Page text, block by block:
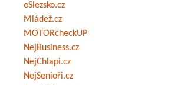
eSlezsko.cz
Mládež.cz
MOTORcheckUP
NejBusiness.cz
NejChlapi.cz
NejSenioři.cz